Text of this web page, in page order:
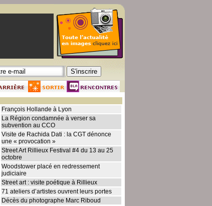
François Hollande à Lyon
La Région condamnée à verser sa
subvention au CCO
Visite de Rachida Dati : la CGT dénonce
une « provocation »
Street Art Rillieux Festival #4 du 13 au 25
octobre
Woodstower placé en redressement
judiciaire
Street art : visite poétique à Rillieux
71 ateliers d’artistes ouvrent leurs portes
Décès du photographe Marc Riboud